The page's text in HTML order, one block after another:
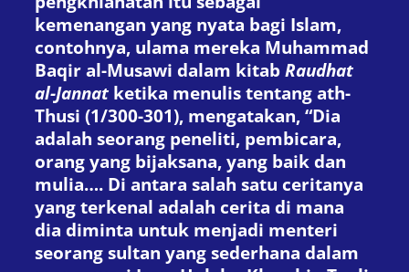
kemenangan yang nyata bagi Islam,
contohnya, ulama mereka Muhammad
Baqir al-Musawi dalam kitab Raudhat
al-Jannat ketika menulis tentang ath-
Thusi (1/300-301), mengatakan, “Dia
adalah seorang peneliti, pembicara,
orang yang bijaksana, yang baik dan
mulia…. Di antara salah satu ceritanya
yang terkenal adalah cerita di mana
dia diminta untuk menjadi menteri
seorang sultan yang sederhana dalam